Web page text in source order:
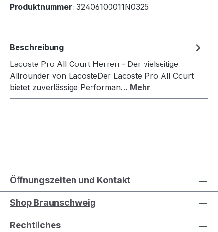
Produktnummer: 32406100011N0325
Beschreibung
Lacoste Pro All Court Herren - Der vielseitige
Allrounder von LacosteDer Lacoste Pro All Court
bietet zuverlässige Performan… Mehr
Öffnungszeiten und Kontakt
Shop Braunschweig
Rechtliches